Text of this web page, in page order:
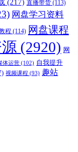
直播带货 (113)
网盘学习资料
程 (114) 网盘课程
(2920) 网
体运营 (102) 自我提升
视频课程 (93) 趣站